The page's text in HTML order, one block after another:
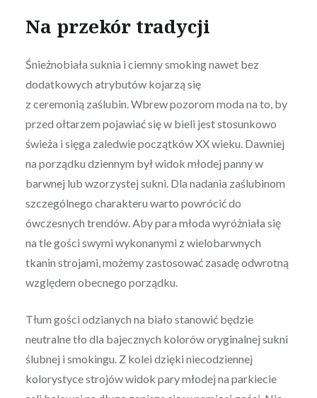
Na przekór tradycji
Śnieżnobiała suknia i ciemny smoking nawet bez
dodatkowych atrybutów kojarzą się
z ceremonią zaślubin. Wbrew pozorom moda na to, by
przed ołtarzem pojawiać się w bieli jest stosunkowo
świeża i sięga zaledwie początków XX wieku. Dawniej
na porządku dziennym był widok młodej panny w
barwnej lub wzorzystej sukni. Dla nadania zaślubinom
szczególnego charakteru warto powrócić do
ówczesnych trendów. Aby para młoda wyróżniała się
na tle gości swymi wykonanymi z wielobarwnych
tkanin strojami, możemy zastosować zasadę odwrotną
względem obecnego porządku.
Tłum gości odzianych na biało stanowić będzie
neutralne tło dla bajecznych kolorów oryginalnej sukni
ślubnej i smokingu. Z kolei dzięki niecodziennej
kolorystyce strojów widok pary młodej na parkiecie